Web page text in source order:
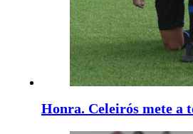
Honra. Celeirós mete a